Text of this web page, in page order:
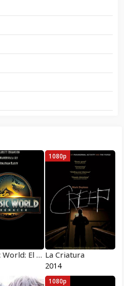
Jurassic World: El renacer La Criatura
2014
1080p
1080p